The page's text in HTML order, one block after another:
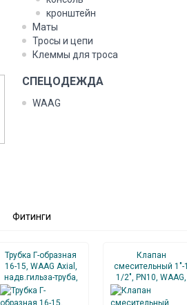
крон­штейн
Ма­ты
Тро­сы и це­пи
Клем­мы для тро­са
СПЕ­ЦОДЕЖ­ДА
WAAG
Фитинги
Трубка Г-образная
16-15, WAAG Axial,
надв.гильза-труба,
сталь
нержавеющая, L340
Клапан
смесительный 1"-1
1/2", PN10, WAAG,
механический, для
групп быстрого